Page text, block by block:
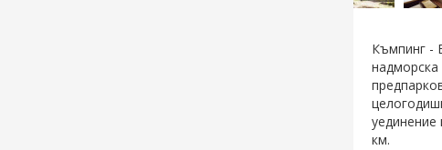
Къмпинг -
надморска
уединение
км.